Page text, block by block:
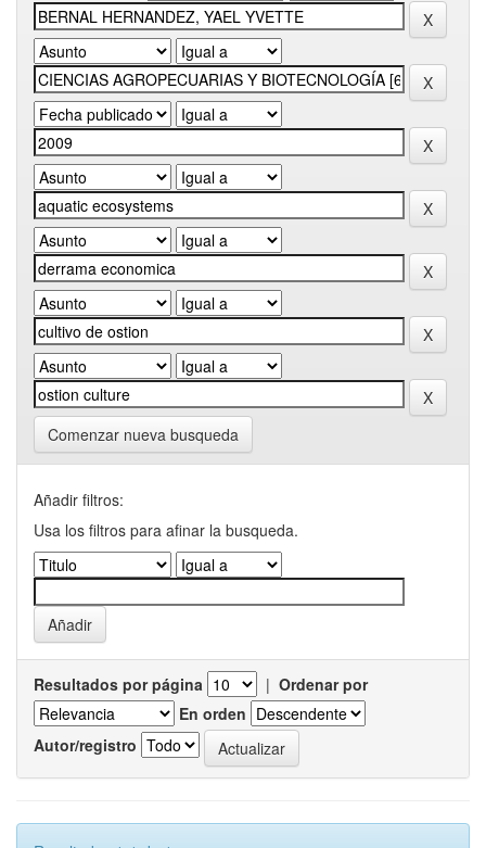
Comenzar nueva busqueda
Añadir filtros:
Usa los filtros para afinar la busqueda.
Resultados por página | Ordenar por
En orden
Autor/registro